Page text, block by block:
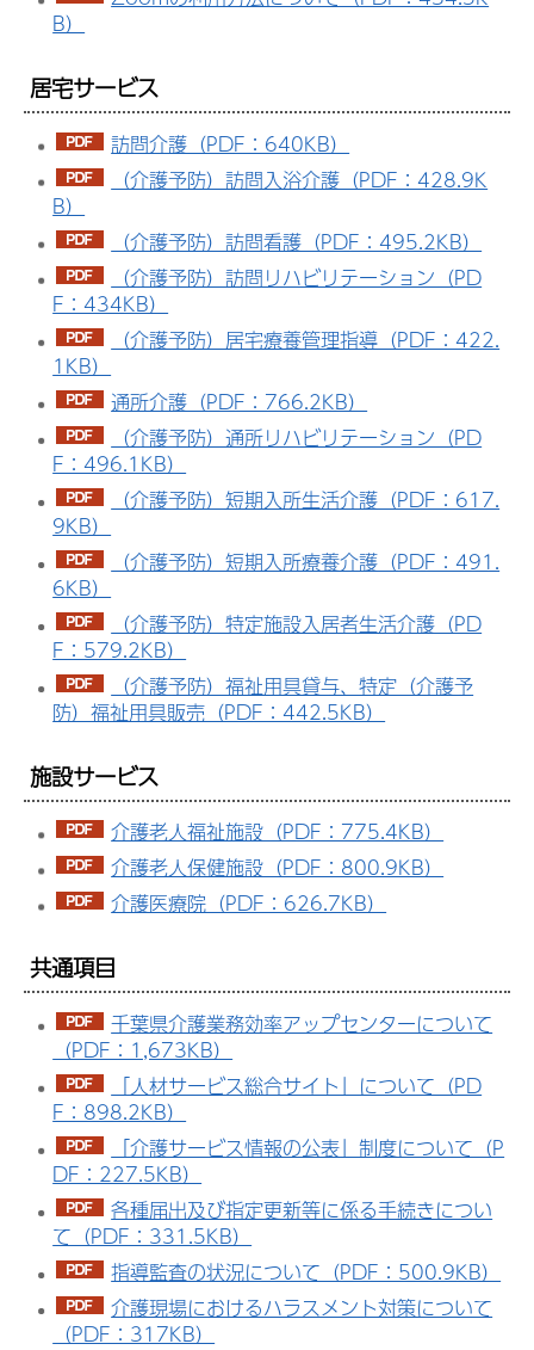
B）
居宅サービス
訪問介護（PDF：640KB）
（介護予防）訪問入浴介護（PDF：428.9K
B）
（介護予防）訪問看護（PDF：495.2KB）
（介護予防）訪問リハビリテーション（PD
F：434KB）
（介護予防）居宅療養管理指導（PDF：422.
1KB）
通所介護（PDF：766.2KB）
（介護予防）通所リハビリテーション（PD
F：496.1KB）
（介護予防）短期入所生活介護（PDF：617.
9KB）
（介護予防）短期入所療養介護（PDF：491.
6KB）
（介護予防）特定施設入居者生活介護（PD
F：579.2KB）
（介護予防）福祉用具貸与、特定（介護予
防）福祉用具販売（PDF：442.5KB）
施設サービス
介護老人福祉施設（PDF：775.4KB）
介護老人保健施設（PDF：800.9KB）
介護医療院（PDF：626.7KB）
共通項目
千葉県介護業務効率アップセンターについて
（PDF：1,673KB）
「人材サービス総合サイト」について（PD
F：898.2KB）
「介護サービス情報の公表」制度について（P
DF：227.5KB）
各種届出及び指定更新等に係る手続きについ
て（PDF：331.5KB）
指導監査の状況について（PDF：500.9KB）
介護現場におけるハラスメント対策について
（PDF：317KB）